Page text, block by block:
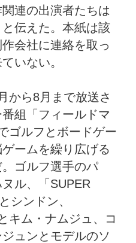
連の出演者たちは
伝えた。本紙は該
会社に連絡を取っ
いない。
から8月まで放送さ
組「フィールドマ
ゴルフとボードゲー
ームを繰り広げる
ゴルフ選手のパ
ル、「SUPER
シンドン、
キム・ナムジュ、コ
ュンとモデルのソ